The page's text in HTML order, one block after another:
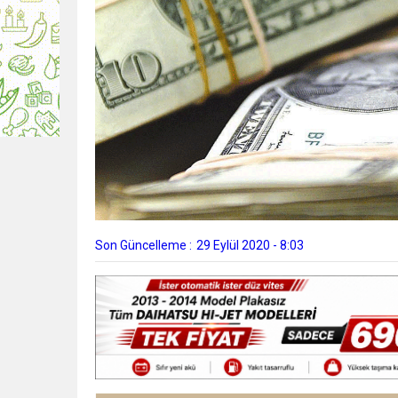
Son Güncelleme : 29 Eylül 2020 - 8:03